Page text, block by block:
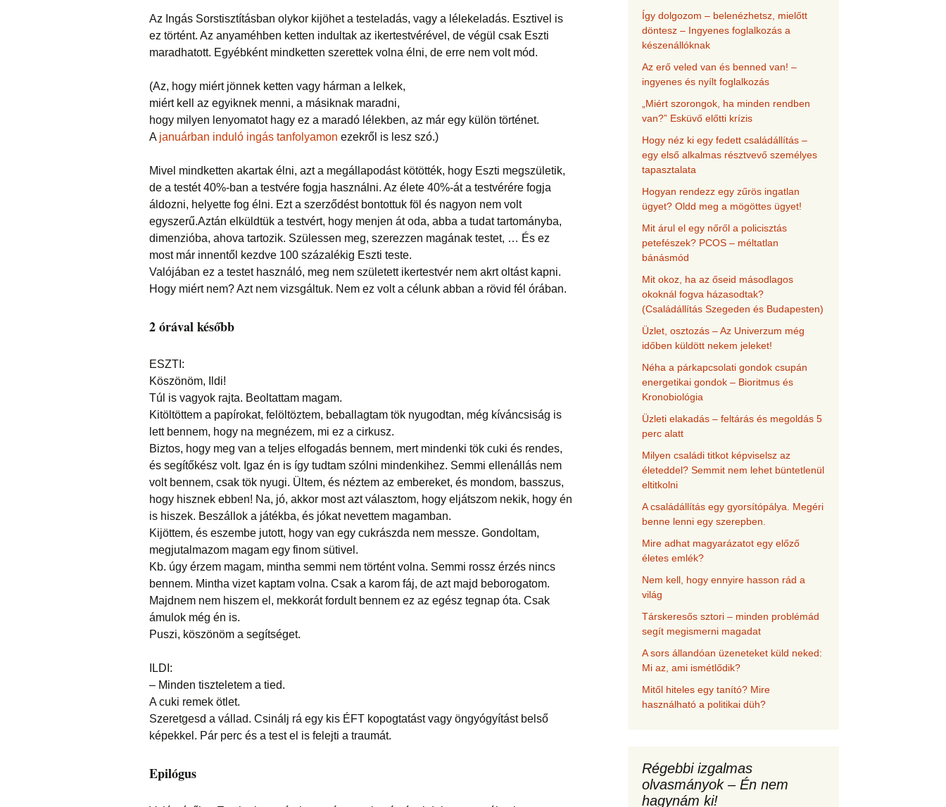
Az Ingás Sorstisztításban olykor kijöhet a testeladás, vagy a lélekeladás. Esztivel is
ez történt. Az anyaméhben ketten indultak az ikertestvérével, de végül csak Eszti
maradhatott. Egyébként mindketten szerettek volna élni, de erre nem volt mód.
(Az, hogy miért jönnek ketten vagy hárman a lelkek,
miért kell az egyiknek menni, a másiknak maradni,
hogy milyen lenyomatot hagy ez a maradó lélekben, az már egy külön történet.
A januárban induló ingás tanfolyamon ezekről is lesz szó.)
Mivel mindketten akartak élni, azt a megállapodást kötötték, hogy Eszti megszületik,
de a testét 40%-ban a testvére fogja használni. Az élete 40%-át a testvérére fogja
áldozni, helyette fog élni. Ezt a szerződést bontottuk föl és nagyon nem volt
egyszerű.Aztán elküldtük a testvért, hogy menjen át oda, abba a tudat tartományba,
dimenzióba, ahova tartozik. Szülessen meg, szerezzen magának testet, … És ez
most már innentől kezdve 100 százalékig Eszti teste.
Valójában ez a testet használó, meg nem született ikertestvér nem akrt oltást kapni.
Hogy miért nem? Azt nem vizsgáltuk. Nem ez volt a célunk abban a rövid fél órában.
2 órával később
ESZTI:
Köszönöm, Ildi!
Túl is vagyok rajta. Beoltattam magam.
Kitöltöttem a papírokat, felöltöztem, beballagtam tök nyugodtan, még kíváncsiság is
lett bennem, hogy na megnézem, mi ez a cirkusz.
Biztos, hogy meg van a teljes elfogadás bennem, mert mindenki tök cuki és rendes,
és segítőkész volt. Igaz én is így tudtam szólni mindenkihez. Semmi ellenállás nem
volt bennem, csak tök nyugi. Ültem, és néztem az embereket, és mondom, basszus,
hogy hisznek ebben! Na, jó, akkor most azt választom, hogy eljátszom nekik, hogy én
is hiszek. Beszállok a játékba, és jókat nevettem magamban.
Kijöttem, és eszembe jutott, hogy van egy cukrászda nem messze. Gondoltam,
megjutalmazom magam egy finom sütivel.
Kb. úgy érzem magam, mintha semmi nem történt volna. Semmi rossz érzés nincs
bennem. Mintha vizet kaptam volna. Csak a karom fáj, de azt majd beborogatom.
Majdnem nem hiszem el, mekkorát fordult bennem ez az egész tegnap óta. Csak
ámulok még én is.
Puszi, köszönöm a segítséget.
ILDI:
– Minden tiszteletem a tied.
A cuki remek ötlet.
Szeretgesd a vállad. Csinálj rá egy kis ÉFT kopogtatást vagy öngyógyítást belső
képekkel. Pár perc és a test el is felejti a traumát.
Epilógus
Így dolgozom – belenézhetsz, mielőtt
döntesz – Ingyenes foglalkozás a
készenállóknak
Az erő veled van és benned van! –
ingyenes és nyílt foglalkozás
„Miért szorongok, ha minden rendben
van?” Esküvő előtti krízis
Hogy néz ki egy fedett családállítás –
egy első alkalmas résztvevő személyes
tapasztalata
Hogyan rendezz egy zűrös ingatlan
ügyet? Oldd meg a mögöttes ügyet!
Mit árul el egy nőről a policisztás
petefészek? PCOS – méltatlan
bánásmód
Mit okoz, ha az őseid másodlagos
okoknál fogva házasodtak?
(Családállítás Szegeden és Budapesten)
Üzlet, osztozás – Az Univerzum még
időben küldött nekem jeleket!
Néha a párkapcsolati gondok csupán
energetikai gondok – Bioritmus és
Kronobiológia
Üzleti elakadás – feltárás és megoldás 5
perc alatt
Milyen családi titkot képviselsz az
életeddel? Semmit nem lehet büntetlenül
eltitkolni
A családállítás egy gyorsítópálya. Megéri
benne lenni egy szerepben.
Mire adhat magyarázatot egy előző
életes emlék?
Nem kell, hogy ennyire hasson rád a
világ
Társkeresős sztori – minden problémád
segít megismerni magadat
A sors állandóan üzeneteket küld neked:
Mi az, ami ismétlődik?
Mitől hiteles egy tanító? Mire
használható a politikai düh?
Régebbi izgalmas
olvasmányok – Én nem
hagynám ki!